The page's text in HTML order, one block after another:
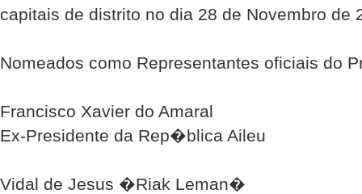
capitais de distrito no dia 28 de Novembro de
Nomeados como Representantes oficiais do
Francisco Xavier do Amaral
Ex-Presidente da Rep�blica Aileu
Vidal de Jesus �Riak Leman�